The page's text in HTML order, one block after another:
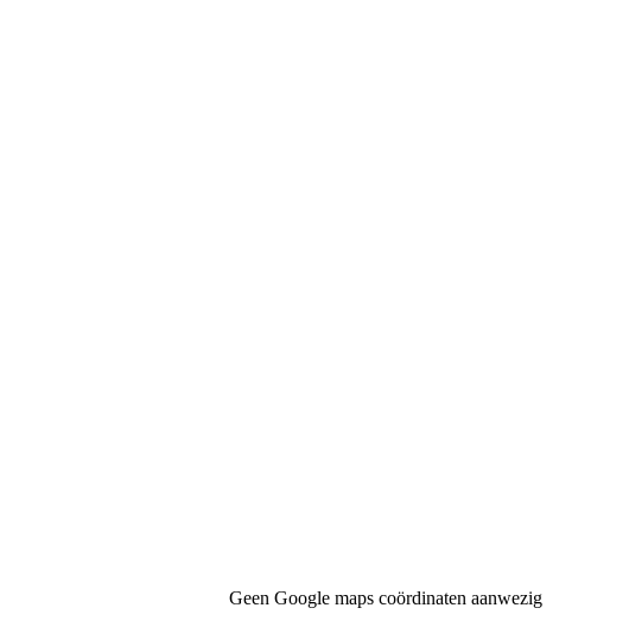
Geen Google maps coördinaten aanwezig